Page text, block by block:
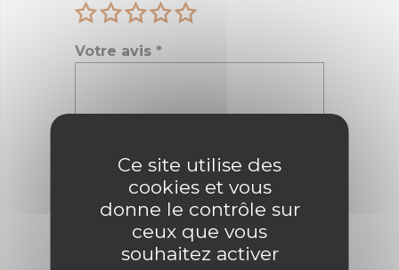
Votre avis *
Ce site utilise des
cookies et vous
donne le contrôle sur
ceux que vous
souhaitez activer